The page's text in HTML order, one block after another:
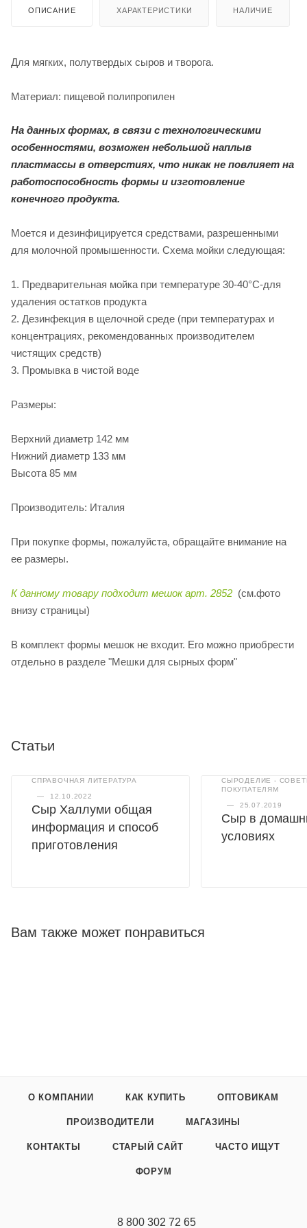
ОПИСАНИЕ ХАРАКТЕРИСТИКИ НАЛИЧИЕ
Для мягких, полутвердых сыров и творога.
Материал: пищевой полипропилен
На данных формах, в связи с технологическими
особенностями, возможен небольшой наплыв
пластмассы в отверстиях, что никак не повлияет на
работоспособность формы и изготовление
конечного продукта.
Моется и дезинфицируется средствами, разрешенными
для молочной промышенности. Схема мойки следующая:
1. Предварительная мойка при температуре 30-40°C-для
удаления остатков продукта
2. Дезинфекция в щелочной среде (при температурах и
концентрациях, рекомендованных производителем
чистящих средств)
3. Промывка в чистой воде
Размеры:
Верхний диаметр 142 мм
Нижний диаметр 133 мм
Высота 85 мм
Производитель: Италия
При покупке формы, пожалуйста, обращайте внимание на
ее размеры.
К данному товару подходит мешок арт. 2852 (см.фото
внизу страницы)
В комплект формы мешок не входит. Его можно приобрести
отдельно в разделе "Мешки для сырных форм"
Статьи
СПРАВОЧНАЯ ЛИТЕРАТУРА
— 12.10.2022
Сыр Халлуми общая
информация и способ
приготовления
СЫРОДЕЛИЕ -
ПОКУПАТЕЛЯМ
— 25.07.2019
Сыр в
условиях
Вам также может понравиться
О КОМПАНИИ КАК КУПИТЬ ОПТОВИКАМ
ПРОИЗВОДИТЕЛИ МАГАЗИНЫ
КОНТАКТЫ СТАРЫЙ САЙТ ЧАСТО ИЩУТ
ФОРУМ
8 800 302 72 65